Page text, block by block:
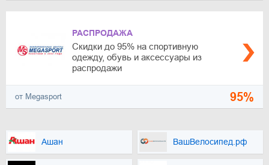
РАСПРОДАЖА
Скидки до 95% на спортивную
одежду, обувь и аксессуары из
распродажи
от Megasport 95%
Ашан ВашВелосипед.рф